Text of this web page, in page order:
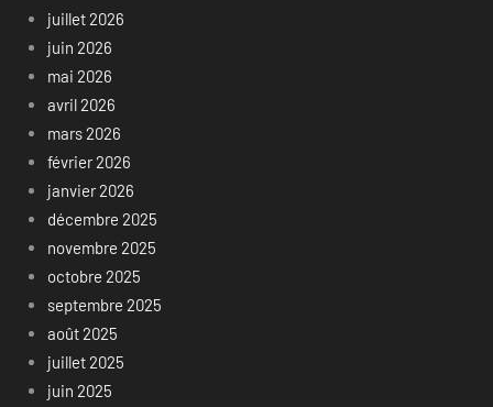
juillet 2026
juin 2026
mai 2026
avril 2026
mars 2026
février 2026
janvier 2026
décembre 2025
novembre 2025
octobre 2025
septembre 2025
août 2025
juillet 2025
juin 2025